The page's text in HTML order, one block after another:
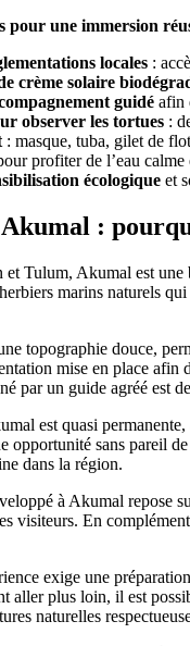
pour une immersion
locales :
crème solaire
guidé afin
observer les tortues :
: masque, tuba, gilet de
profiter de l’eau
écologique et
:
Tulum, Akumal est
marins naturels
topographie douce,
mise en place
par un guide agréé est
est quasi
opportunité sans pareil
dans la région.
à Akumal repose
visiteurs. En
exige une
aller plus loin, il est
naturelles